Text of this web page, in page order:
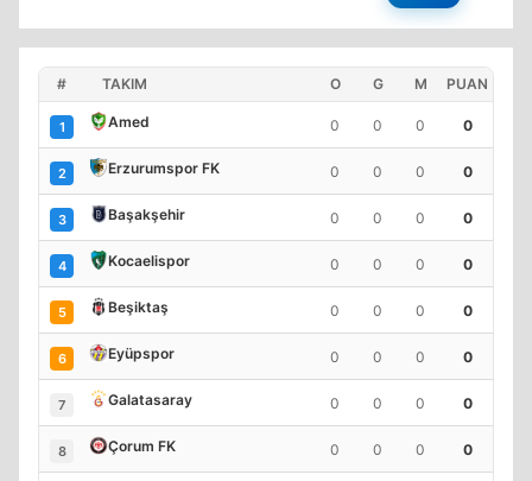
# TAKIM O G M PUAN
1 Amed 0 0 0 0
2 Erzurumspor FK 0 0 0 0
3 Başakşehir 0 0 0 0
4 Kocaelispor 0 0 0 0
5 Beşiktaş 0 0 0 0
6 Eyüpspor 0 0 0 0
7 Galatasaray 0 0 0 0
8 Çorum FK 0 0 0 0